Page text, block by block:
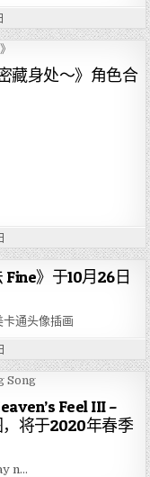
藏身处～》角色合
》于10月26日
卡通头像插画
Feel III –
将于2020年春季
n…